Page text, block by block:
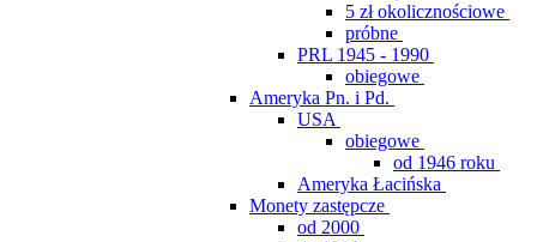
5 zł okolicznościowe
próbne
PRL 1945 - 1990
obiegowe
Ameryka Pn. i Pd.
USA
obiegowe
od 1946 roku
Ameryka Łacińska
Monety zastępcze
od 2000